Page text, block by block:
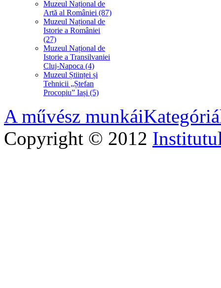
Muzeul Național de
Artă al României (87)
Muzeul Național de
Istorie a României
(27)
Muzeul Național de
Istorie a Transilvaniei
Cluj-Napoca (4)
Muzeul Științei și
Tehnicii „Ștefan
Procopiu” Iași (5)
A művész munkái
Copyright © 2012